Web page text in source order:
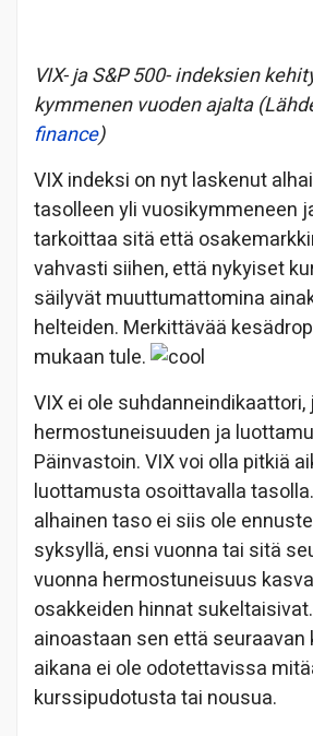
VIX- ja S&P 500- indeksien
kymmenen vuoden ajalta
finance)
VIX indeksi on nyt laskenut
tasolleen yli vuosikymmeneen
tarkoittaa sitä että
vahvasti siihen, että nykyiset
säilyvät muuttumattomina
helteiden. Merkittävää
mukaan tule.
VIX ei ole suhdanneindikaattori,
hermostuneisuuden ja
Päinvastoin. VIX voi olla pitkiä
luottamusta osoittavalla
alhainen taso ei siis ole
syksyllä, ensi vuonna tai sitä
vuonna hermostuneisuus
osakkeiden hinnat
ainoastaan sen että seuraavan
aikana ei ole odotettavissa
kurssipudotusta tai nousua.